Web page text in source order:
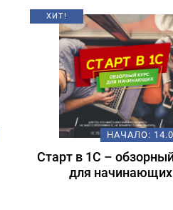
НАЧАЛО:
Подготовка к
1С:Специалист-